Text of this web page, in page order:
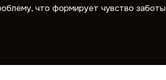
что формирует чувство заботы